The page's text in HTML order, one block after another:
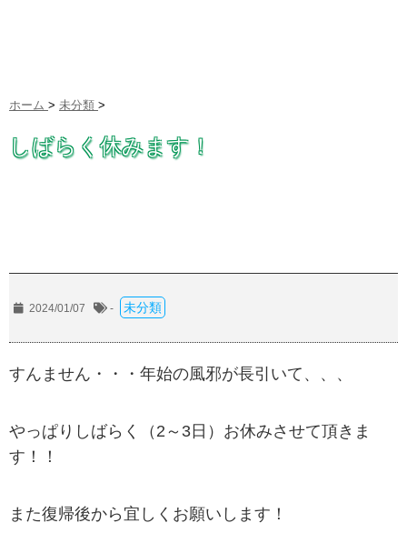
ホーム > 未分類 >
しばらく休みます！
2024/01/07 - 未分類
すんません・・・年始の風邪が長引いて、、、
やっぱりしばらく（2～3日）お休みさせて頂きま
す！！
また復帰後から宜しくお願いします！